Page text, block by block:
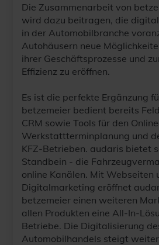
Die Zusammenarbeit von
wird dazu beitragen, die
in der Automobilbranche
Autohäusern neue
ihrer Geschäftsprozesse und
Effizienz zu eröffnen.
Es ist die perfekte Ergänzung
betzemeier bedient bereits
CRM sowie Tools für den
Werkstattterminplanung und
KFZ-Betrieben. audaris bietet
Standbein - die
online Kanälen. Mit Webseiten
Digitalmarketing eröffnet
betzemeier einen weiteren
allen Produkten eine All-In-
Betriebe. Die Digitalisierung
Automobilhandels steigt